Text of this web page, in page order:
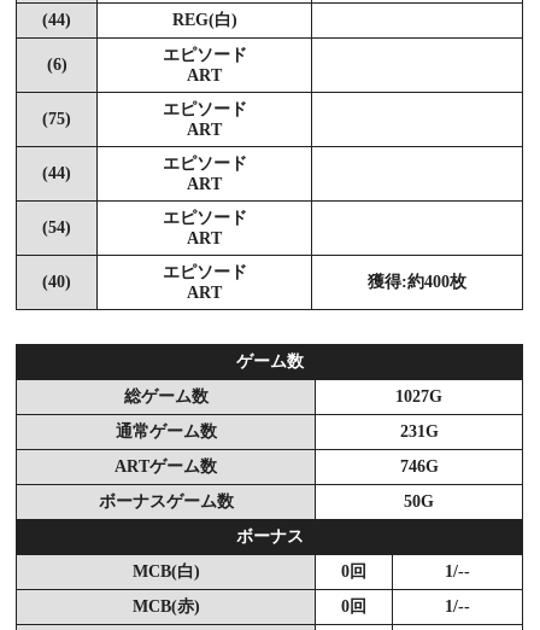
(44)
REG(白)
(6)
エピソード
ART
(75)
エピソード
ART
(44)
エピソード
ART
(54)
エピソード
ART
(40)
エピソード
ART
獲得:約400枚
ゲーム数
総ゲーム数
1027G
通常ゲーム数
231G
ARTゲーム数
746G
ボーナスゲーム数
50G
ボーナス
MCB(白)
0回
1/--
MCB(赤)
0回
1/--